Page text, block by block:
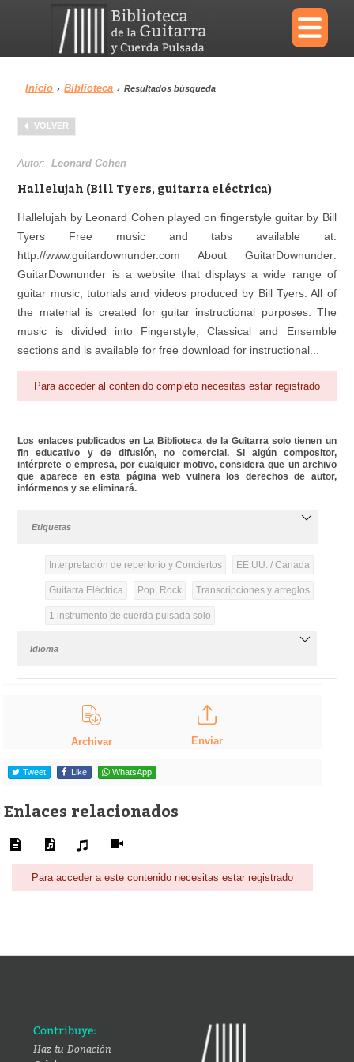
×
Menu
Biblioteca
Área personal Reproductor
Inicio › Biblioteca › Resultados búsqueda
VOLVER
Autor:Leonard Cohen
Hallelujah (Bill Tyers, guitarra eléctrica)
Hallelujah by Leonard Cohen played on fingerstyle guitar by Bill
Tyers Free music and tabs available at:
http://www.guitardownunder.com About GuitarDownunder:
GuitarDownunder is a website that displays a wide range of
guitar music, tutorials and videos produced by Bill Tyers. All of
the material is created for guitar instructional purposes. The
music is divided into Fingerstyle, Classical and Ensemble
sections and is available for free download for instructional...
Para acceder al contenido completo necesitas estar registrado
Los enlaces publicados en La Biblioteca de la Guitarra solo tienen un
fin educativo y de difusión, no comercial. Si algún compositor,
intérprete o empresa, por cualquier motivo, considera que un archivo
que aparece en esta página web vulnera los derechos de autor,
infórmenos y se eliminará.
Etiquetas
Interpretación de repertorio y Conciertos EE.UU. / Canada
Guitarra Eléctrica Pop, Rock Transcripciones y arreglos
1 instrumento de cuerda pulsada solo
Idioma
Archivar Enviar
Tweet Like WhatsApp
Enlaces relacionados
Para acceder a este contenido necesitas estar registrado
Contribuye:
Haz tu Donación